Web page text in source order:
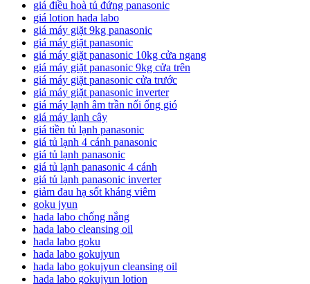
giá điều hoà tủ đứng panasonic
giá lotion hada labo
giá máy giặt 9kg panasonic
giá máy giặt panasonic
giá máy giặt panasonic 10kg cửa ngang
giá máy giặt panasonic 9kg cửa trên
giá máy giặt panasonic cửa trước
giá máy giặt panasonic inverter
giá máy lạnh âm trần nối ống gió
giá máy lạnh cây
giá tiền tủ lạnh panasonic
giá tủ lạnh 4 cánh panasonic
giá tủ lạnh panasonic
giá tủ lạnh panasonic 4 cánh
giá tủ lạnh panasonic inverter
giảm đau hạ sốt kháng viêm
goku jyun
hada labo chống nắng
hada labo cleansing oil
hada labo goku
hada labo gokujyun
hada labo gokujyun cleansing oil
hada labo gokujyun lotion